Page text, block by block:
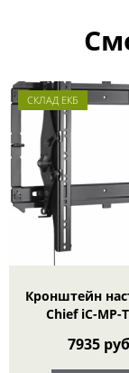
СКЛАД ЕКБ
Кронштейн
Chief iC-MP-
7935